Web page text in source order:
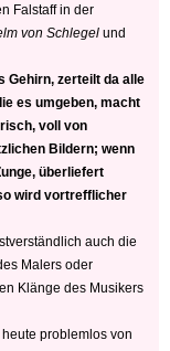
Falstaff in der
von Schlegel und
Gehirn, zerteilt da alle
es umgeben, macht
voll von
Bildern; wenn
überliefert
wird vortrefflicher
auch die
Malers oder
Klänge des Musikers
problemlos von